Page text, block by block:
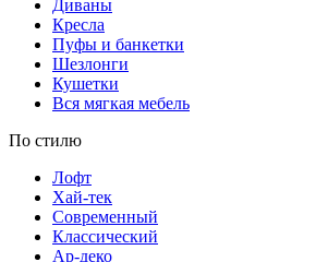
Диваны
Кресла
Пуфы и банкетки
Шезлонги
Кушетки